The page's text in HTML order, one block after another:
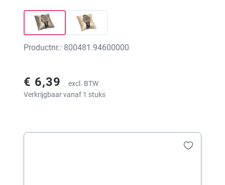
Productnr.: 800481.94600000
€ 6,39
excl. BTW
Verkrijgbaar vanaf 1 stuks